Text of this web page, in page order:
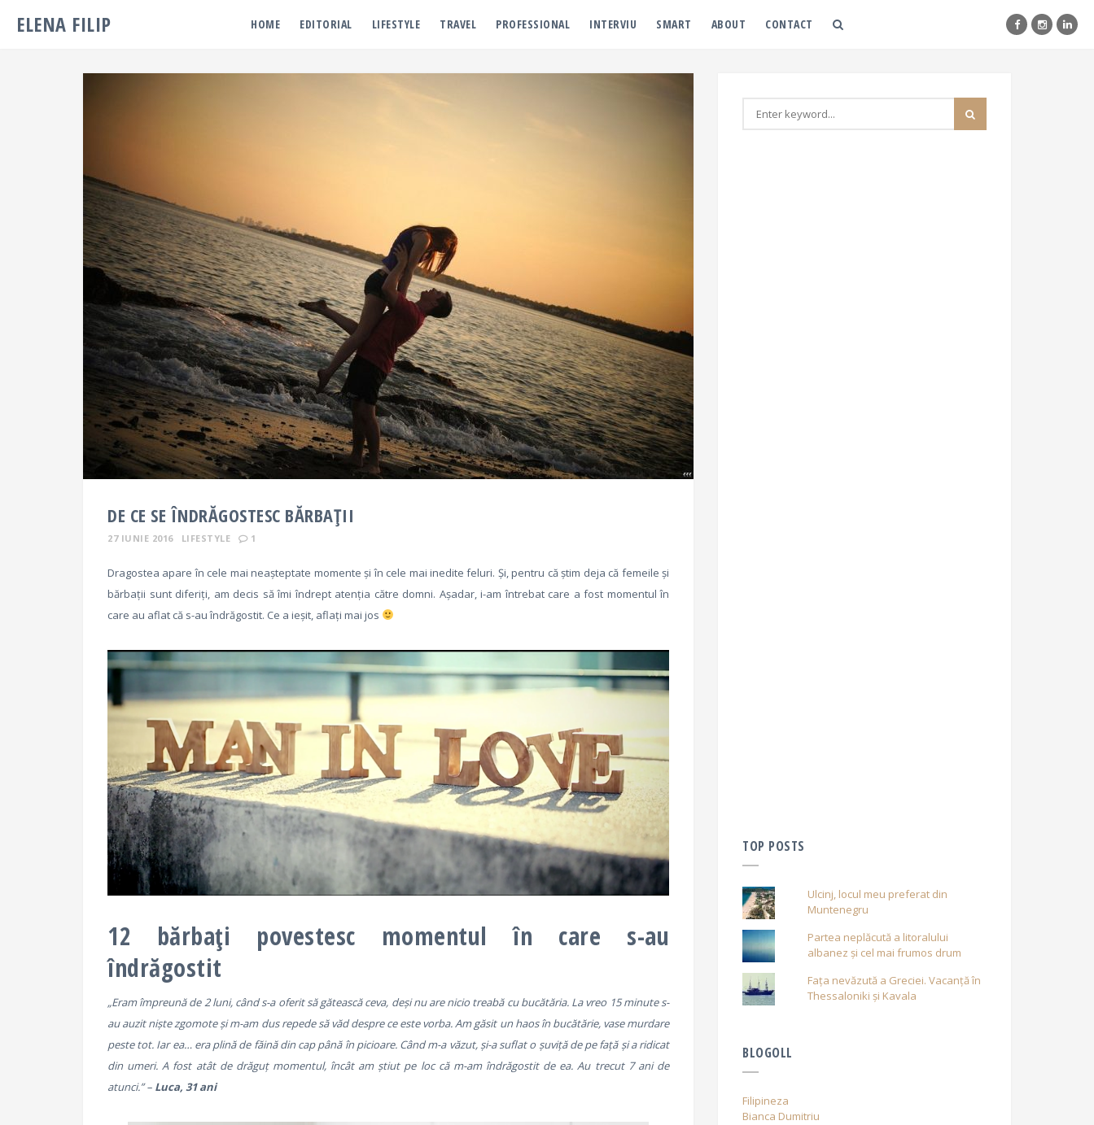
ELENA FILIP HOME EDITORIAL LIFESTYLE TRAVEL PROFESSIONAL INTERVIU SMART ABOUT CONTACT
DE CE SE ÎNDRĂGOSTESC BĂRBAȚII
27 IUNIE 2016 LIFESTYLE 1
Dragostea apare în cele mai neașteptate momente și în cele mai inedite feluri. Și, pentru că știm deja că femeile și
bărbații sunt diferiți, am decis să îmi îndrept atenția către domni. Așadar, i-am întrebat care a fost momentul în
care au aflat că s-au îndrăgostit. Ce a ieșit, aflați mai jos
12 bărbați povestesc momentul în care s-au
îndrăgostit
„Eram împreună de 2 luni, când s-a oferit să gătească ceva, deși nu are nicio treabă cu bucătăria. La vreo 15 minute s-
au auzit niște zgomote și m-am dus repede să văd despre ce este vorba. Am găsit un haos în bucătărie, vase murdare
peste tot. Iar ea… era plină de făină din cap până în picioare. Când m-a văzut, și-a suflat o șuviță de pe față și a ridicat
din umeri. A fost atât de drăguț momentul, încât am știut pe loc că m-am îndrăgostit de ea. Au trecut 7 ani de
atunci.” – Luca, 31 ani
TOP POSTS
Ulcinj, locul meu preferat din
Muntenegru
Partea neplăcută a litoralului
albanez și cel mai frumos drum
Fața nevăzută a Greciei. Vacanță în
Thessaloniki și Kavala
BLOGOLL
Filipineza
Bianca Dumitriu